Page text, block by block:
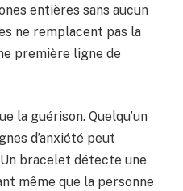
entières sans aucun
ne remplacent pas la
première ligne de
la guérison. Quelqu’un
d’anxiété peut
bracelet détecte une
même que la personne